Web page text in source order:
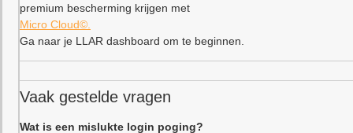
premium bescherming krijgen met
Micro Cloud©.
Ga naar je LLAR dashboard om te beginnen.
Vaak gestelde vragen
Wat is een mislukte login poging?